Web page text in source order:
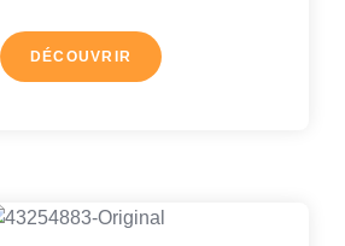
DÉCOUVRIR